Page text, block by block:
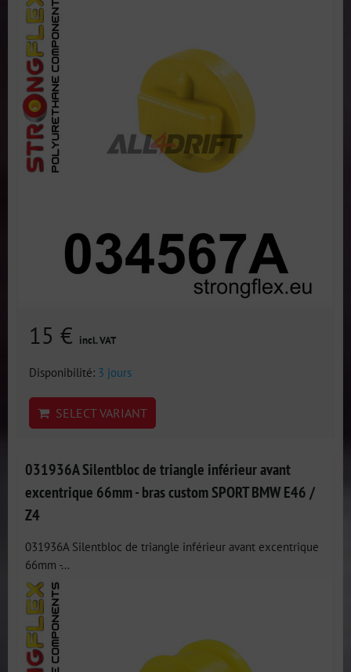
15 € incl. VAT
Disponibilité: 3 jours
SELECT VARIANT
031936A Silentbloc de triangle inférieur avant
excentrique 66mm - bras custom SPORT BMW E46 /
Z4
031936A Silentbloc de triangle inférieur avant excentrique
66mm -...